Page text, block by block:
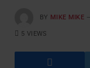
BY MIKE MIKE
5VIEWS